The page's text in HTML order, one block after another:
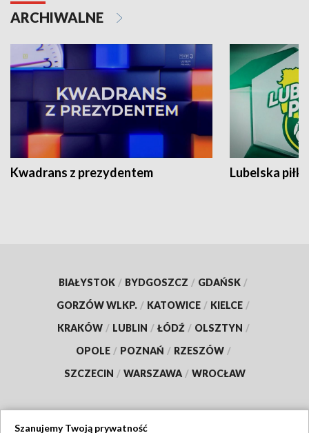
ARCHIWALNE
Kwadrans z prezydentem Lubelska piłka
BIAŁYSTOK / BYDGOSZCZ / GDAŃSK /
GORZÓW WLKP. / KATOWICE / KIELCE /
KRAKÓW / LUBLIN / ŁÓDŹ / OLSZTYN /
OPOLE / POZNAŃ / RZESZÓW /
SZCZECIN / WARSZAWA / WROCŁAW
Szanujemy Twoją prywatność